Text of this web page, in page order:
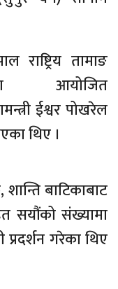
तामाङ
आयोजित
ईश्वर पोखरेल
थिए ।
बाटिकाबाट
सयौंको संख्यामा
गरेका थिए